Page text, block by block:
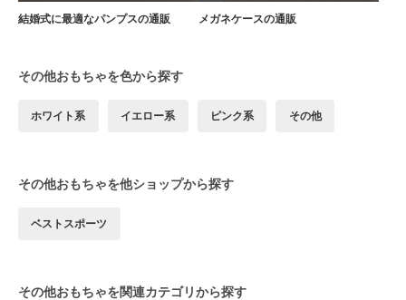
結婚式に最適なパンプスの通販 メガネケースの通販
その他おもちゃを色から探す
ホワイト系 イエロー系 ピンク系 その他
その他おもちゃを他ショップから探す
ベストスポーツ
その他おもちゃを関連カテゴリから探す